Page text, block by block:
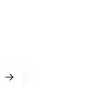
Discounts